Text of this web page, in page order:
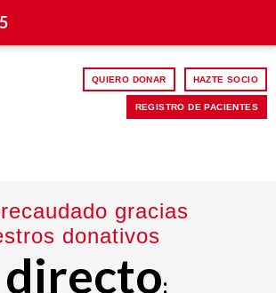
QUIERO DONAR HAZTE SOCIO
REGISTRO DE PACIENTES
gracias
donativos
directo: